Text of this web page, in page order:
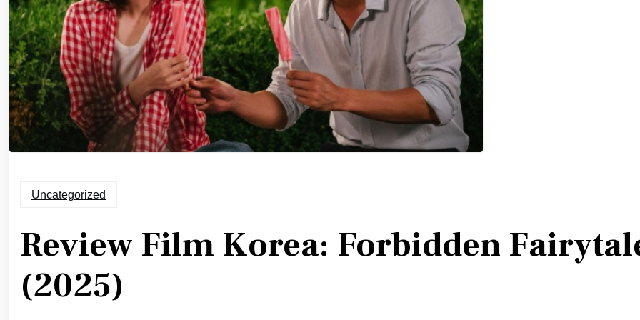
Uncategorized
Review Film Korea: Forbidden
(2025)